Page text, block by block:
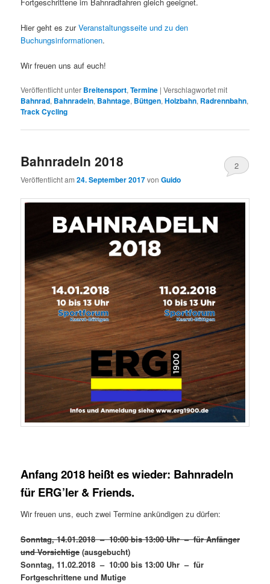
Hier geht es zurVeranstaltungsseite und zu den
Buchungsinformationen.
Wir freuen uns auf euch!
Veröffentlicht unter Breitensport,Termine |Verschlagwortet mit
Bahnrad, Bahnradeln, Bahntage, Büttgen,Holzbahn, Radrennbahn,
Track Cycling
Bahnradeln 2018
Veröffentlicht am24. September 2017vonGuido
2
Anfang 2018 heißt es wieder: Bahnradeln
für ERG’ler & Friends.
Wir freuen uns, euch zwei Termine ankündigen zu dürfen:
Sonntag, 14.01.2018 – 10:00 bis 13:00 Uhr – für Anfänger
und Vorsichtige (ausgebucht)
Sonntag, 11.02.2018 – 10:00 bis 13:00 Uhr – für
Fortgeschrittene und Mutige